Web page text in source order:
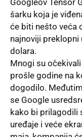
Googleov Tensor
šarku koja je
će biti nešto veća
najnoviji preklopni
dolara.
Mnogi su
prošle godine na
dogodilo.
se Google
kako bi prilagodili
uređaje i veće